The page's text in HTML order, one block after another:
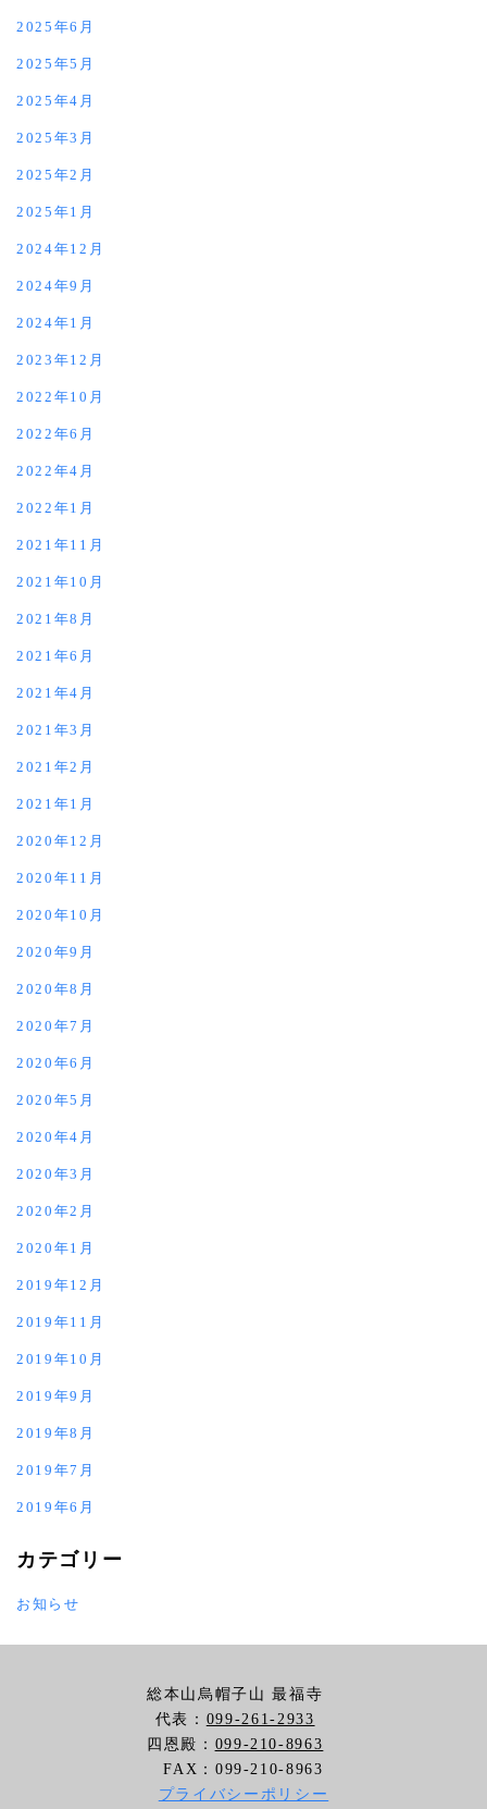
2025年6月
2025年5月
2025年4月
2025年3月
2025年2月
2025年1月
2024年12月
2024年9月
2024年1月
2023年12月
2022年10月
2022年6月
2022年4月
2022年1月
2021年11月
2021年10月
2021年8月
2021年6月
2021年4月
2021年3月
2021年2月
2021年1月
2020年12月
2020年11月
2020年10月
2020年9月
2020年8月
2020年7月
2020年6月
2020年5月
2020年4月
2020年3月
2020年2月
2020年1月
2019年12月
2019年11月
2019年10月
2019年9月
2019年8月
2019年7月
2019年6月
カテゴリー
お知らせ
総本山烏帽子山 最福寺
代表： 099-261-2933
四恩殿： 099-210-8963
FAX：099-210-8963
プライバシーポリシー